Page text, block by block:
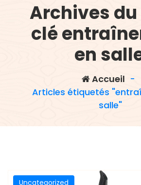
Archives
clé
en
Accueil -
Articles étiquetés
salle"
Uncategorized